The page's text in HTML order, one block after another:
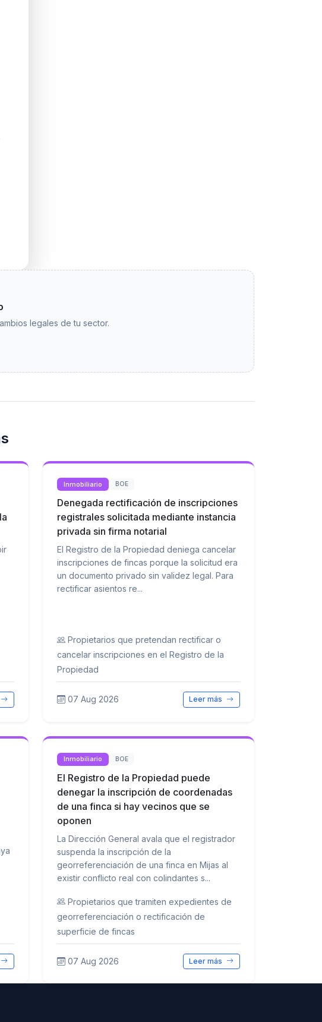
legales de tu sector.
Inmobiliario BOE
Denegada rectificación de inscripciones
registrales solicitada mediante instancia
privada sin firma notarial
El Registro de la Propiedad deniega cancelar
inscripciones de fincas porque la solicitud era
un documento privado sin validez legal. Para
rectificar asientos re...
Propietarios que pretendan rectificar o
cancelar inscripciones en el Registro de la
Propiedad
07 Aug 2026 Leer más
Inmobiliario BOE
El Registro de la Propiedad puede
denegar la inscripción de coordenadas
de una finca si hay vecinos que se
oponen
La Dirección General avala que el registrador
suspenda la inscripción de la
georreferenciación de una finca en Mijas al
existir conflicto real con colindantes s...
Propietarios que tramiten expedientes de
georreferenciación o rectificación de
superficie de fincas
07 Aug 2026 Leer más